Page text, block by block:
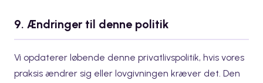
9. Ændringer til denne politik
Vi opdaterer løbende denne privatlivspolitik, hvis vores
praksis ændrer sig eller lovgivningen kræver det. Den